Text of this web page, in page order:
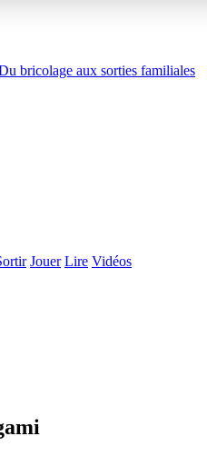
bricolage aux sorties familiales
Jouer Lire Vidéos